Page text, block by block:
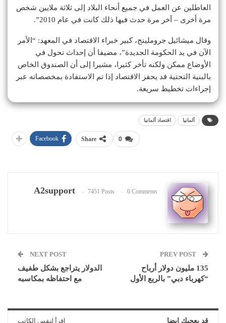
العاطلين عن العمل في جميع أنحاء البلاد إلى ثلاثة ملايين شخص
مرة أخرى – آخر مرة حدث فيها ذلك كانت في عام 2010”.
وقال ميشائيل جروملينج، كبير خبراء الاقتصاد في المعهد: “الأمر
الآن في يد الحكومة الجديدة”، مضيفا أن إحداث تحول في
الأوضاع ممكن ولكنه تأخر كثيرا، مشيرا إلى أن الصندوق الخاص
بالبنية التحتية قد يحفز الاقتصاد إذا تم الاستفادة بمخصصاته عبر
إجراءات تخطيط سريعة.
ألمانيا اقتصاد ألمانيا
0
Share
Facebook
A2support 7451 Posts 0 Comments
135 مليون دولار أرباح
“كهرباء دبي” بالربع الأول
NEXT POST
الدولار يتراجع بشكل طفيف
مع احتفاظه بمكاسبه
قد يعجبك ايضا اقرأ لنفس الكاتب